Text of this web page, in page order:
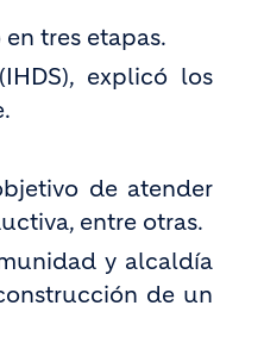
tres etapas.
explicó los
de atender
entre otras.
y alcaldía
de un